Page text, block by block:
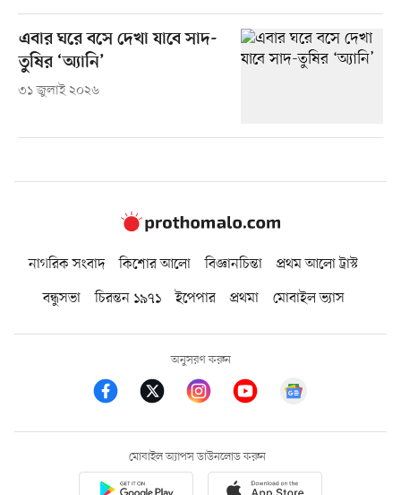
এবার ঘরে বসে দেখা যাবে সাদ-
তুষির ‘অ্যানি’
৩১ জুলাই ২০২৬
নাগরিক সংবাদ কিশোর আলো বিজ্ঞানচিন্তা
প্রথম আলো ট্রাস্ট
বন্ধুসভা
চিরন্তন ১৯৭১ ইপেপার প্রথমা মোবাইল ভ্যাস
অনুসরণ করুন
মোবাইল অ্যাপস ডাউনলোড করুন